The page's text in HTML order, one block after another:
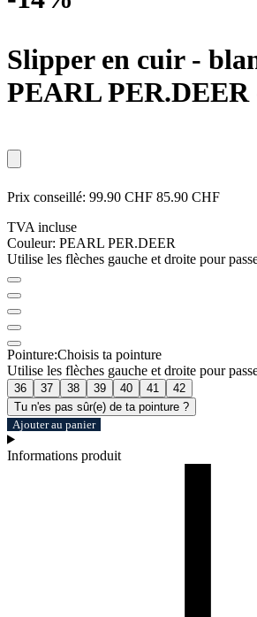
Slipper en cuir -
PEARL
Prix conseillé: 99.90 CHF 85.90 CHF
TVA incluse
Couleur: PEARL PER.DEER
Utilise les flèches gauche et droite pour
Pointure:Choisis ta pointure
Utilise les flèches gauche et droite pour
36 37 38 39 40 41
42
Tu n'es pas sûr(e) de ta pointure ?
Ajouter au panier
Informations produit